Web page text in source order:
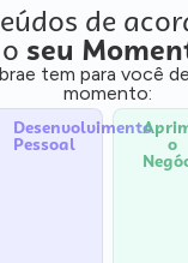
de
o seu
tem para você
momento:
Desenvolvimento
Pessoal o